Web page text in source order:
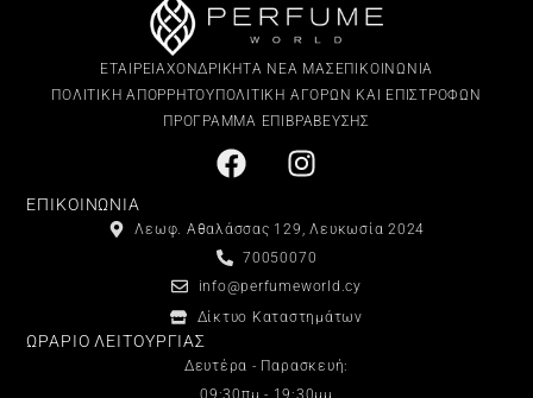
ΕΤΑΙΡΕΙΑΧΟΝΔΡΙΚΗΤΑ ΝΕΑ ΜΑΣ ΕΠΙΚΟΙΝΩΝΙΑ
ΠΟΛΙΤΙΚΗ ΑΠΟΡΡΗΤΟΥΠΟΛΙΤΙΚΗ ΑΓΟΡΩΝ ΚΑΙ ΕΠΙΣΤΡΟΦΩΝ
ΠΡΟΓΡΑΜΜΑ ΕΠΙΒΡΑΒΕΥΣΗΣ
ΕΠΙΚΟΙΝΩΝΙΑ
Λεωφ. Αθαλάσσας 129, Λευκωσία 2024
70050070
info@perfumeworld.cy
Δίκτυο Καταστημάτων
ΩΡΑΡΙΟ ΛΕΙΤΟΥΡΓΙΑΣ
Δευτέρα - Παρασκευή:
09:30πμ - 19:30μμ